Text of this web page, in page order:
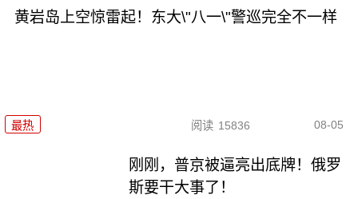
黄岩岛上空惊雷起！东大\"八一\"警巡完全不一样
最热 阅读 15836 08-05
刚刚，普京被逼亮出底牌！俄罗
斯要干大事了！